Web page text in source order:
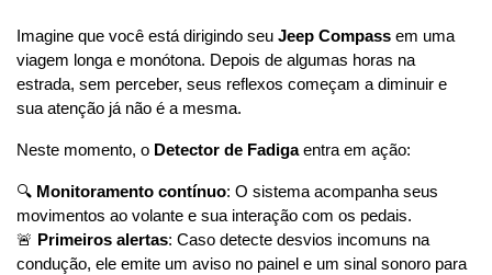
Imagine que você está dirigindo seu Jeep Compass em uma
viagem longa e monótona. Depois de algumas horas na
estrada, sem perceber, seus reflexos começam a diminuir e
sua atenção já não é a mesma.
Neste momento, o Detector de Fadiga entra em ação:
🔍 Monitoramento contínuo: O sistema acompanha seus
movimentos ao volante e sua interação com os pedais.
🚨 Primeiros alertas: Caso detecte desvios incomuns na
condução, ele emite um aviso no painel e um sinal sonoro para